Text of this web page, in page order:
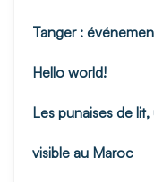
Tanger :
Hello world!
Les punaises de
visible au Maroc